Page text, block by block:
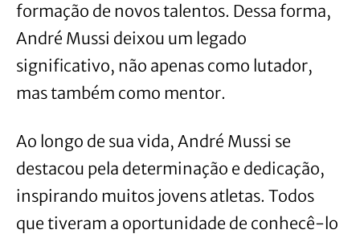
formação de novos talentos. Dessa forma,
André Mussi deixou um legado
significativo, não apenas como lutador,
mas também como mentor.
Ao longo de sua vida, André Mussi se
destacou pela determinação e dedicação,
inspirando muitos jovens atletas. Todos
que tiveram a oportunidade de conhecê-lo